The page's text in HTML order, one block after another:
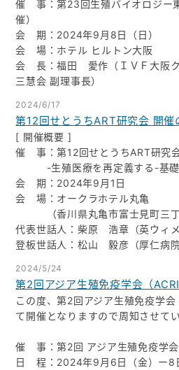
催 事：第23回生殖バイオロジー
催）
会 期：2024年9月8日（日）
会 場：ホテル ヒルトン大阪
会 長：福田 愛作（ＩＶＦ大阪ク
三慧会 副理事長）
2024/6/17
第12回せとうちART研究会 開催
[ 開催概要 ]
催 事：第12回せとうちART研究
-生殖医療を再定義する-基礎
会 期：2024年9月1日
会 場：オークラホテル丸亀
（香川県丸亀市富士見町三丁
代表世話人：柴原 浩章（英ウィメ
登板世話人：松山 毅彦（厚仁病院
2024/5/24
第2回アジア生殖免疫学会（
この度、第2回アジア生殖免疫学
て開催となりますので周知させて
催 事：第2回 アジア生殖免疫学会
日 程：2024年9月6日（金）ー8